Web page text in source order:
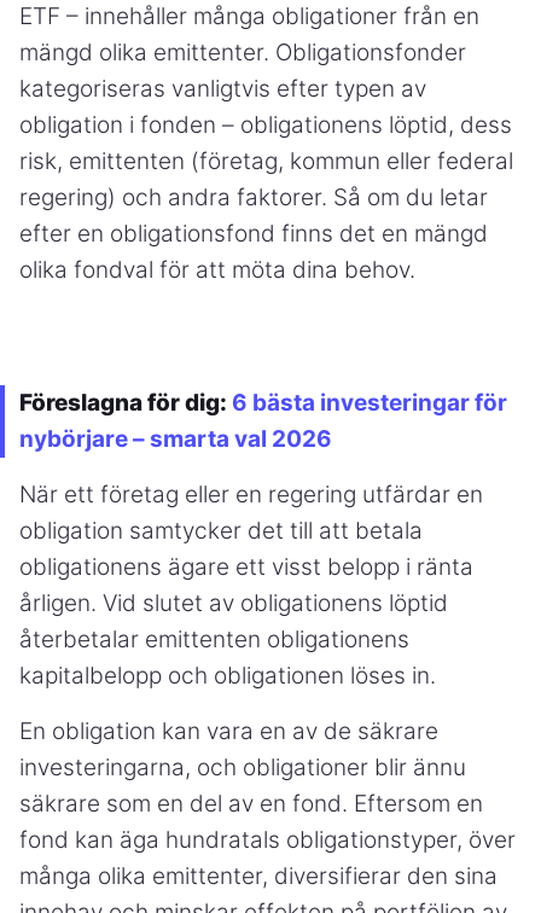
ETF – innehåller många obligationer från en
mängd olika emittenter. Obligationsfonder
kategoriseras vanligtvis efter typen av
obligation i fonden – obligationens löptid, dess
risk, emittenten (företag, kommun eller federal
regering) och andra faktorer. Så om du letar
efter en obligationsfond finns det en mängd
olika fondval för att möta dina behov.
Föreslagna för dig: 6 bästa investeringar för
nybörjare – smarta val 2026
När ett företag eller en regering utfärdar en
obligation samtycker det till att betala
obligationens ägare ett visst belopp i ränta
årligen. Vid slutet av obligationens löptid
återbetalar emittenten obligationens
kapitalbelopp och obligationen löses in.
En obligation kan vara en av de säkrare
investeringarna, och obligationer blir ännu
säkrare som en del av en fond. Eftersom en
fond kan äga hundratals obligationstyper, över
många olika emittenter, diversifierar den sina